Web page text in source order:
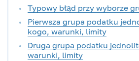
Typowy błąd przy wyborze
Pierwsza grupa podatku
kogo, warunki, limity
Druga grupa podatku
warunki, limity